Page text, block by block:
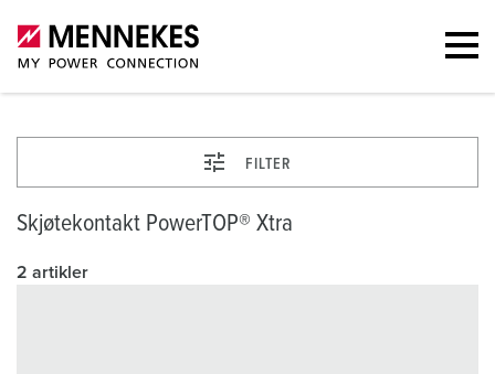
FILTER
Skjøtekontakt PowerTOP® Xtra
2 artikler